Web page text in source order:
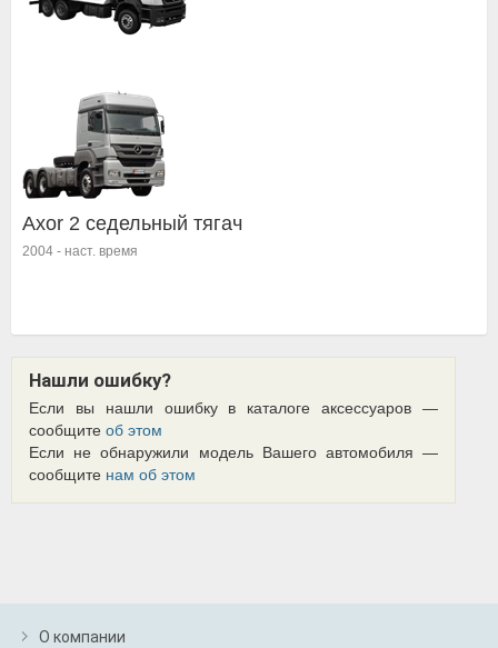
Axor 2 седельный тягач
2004 - наст. время
Нашли ошибку?
Если вы нашли ошибку в каталоге аксессуаров —
сообщите об этом
Если не обнаружили модель Вашего автомобиля —
сообщите нам об этом
О компании